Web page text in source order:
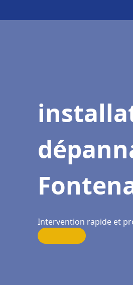
Intervention rapide et